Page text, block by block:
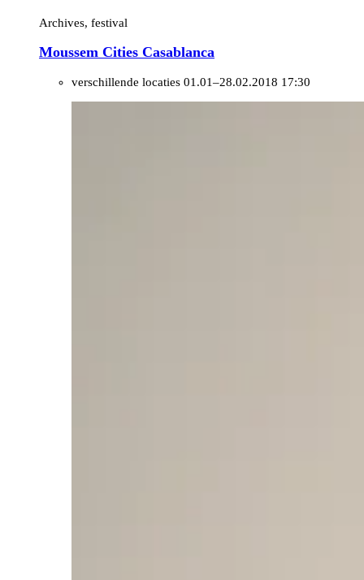
Archives, festival
Moussem Cities Casablanca
verschillende locaties 01.01–28.02.2018 17:30